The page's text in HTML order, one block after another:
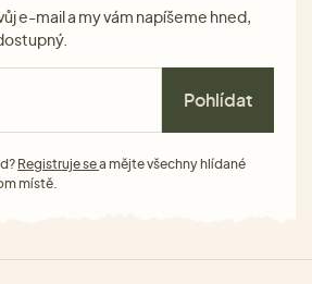
e-mail a my vám napíšeme hned,
Pohlídat
Registruje sea mějte všechny hlídané
místě.